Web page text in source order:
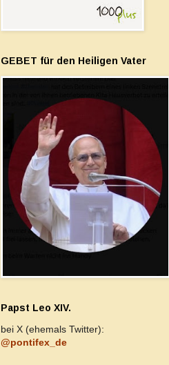
GEBET für den Heiligen Vater
Papst Leo XIV.
bei X (ehemals Twitter):
@pontifex_de